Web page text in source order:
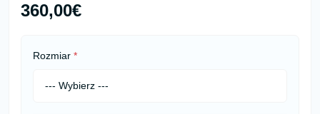
360,00€
Rozmiar *